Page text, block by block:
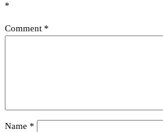
*
Comment *
Name *